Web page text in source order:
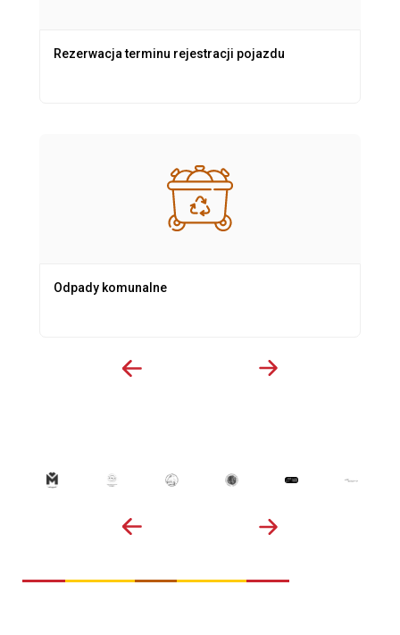
Rezerwacja terminu rejestracji pojazdu
Odpady komunalne